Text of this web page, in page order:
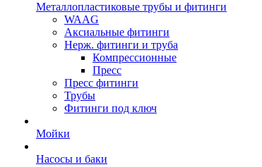
Металлопластиковые трубы и фитинги
WAAG
Аксиальные фитинги
Нерж. фитинги и труба
Компрессионные
Пресс
Пресс фитинги
Трубы
Фитинги под ключ
Мойки
Насосы и баки